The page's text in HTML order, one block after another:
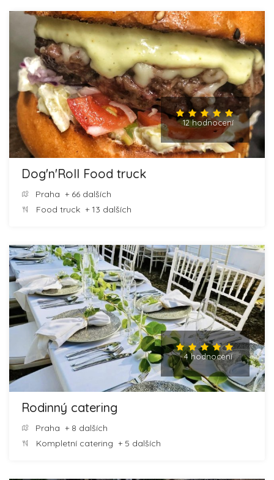
12 hodnocení
Dog'n'Roll Food truck
Praha + 66 dalších
Food truck + 13 dalších
4 hodnocení
Rodinný catering
Praha + 8 dalších
Kompletní catering + 5 dalších